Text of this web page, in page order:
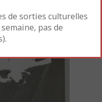
de sorties culturelles
pas de